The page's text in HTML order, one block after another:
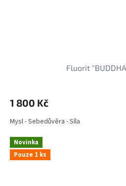
Fluorit
1 800 Kč
Mysl - Sebedůvěra - Síla
Novinka
Pouze 1 ks